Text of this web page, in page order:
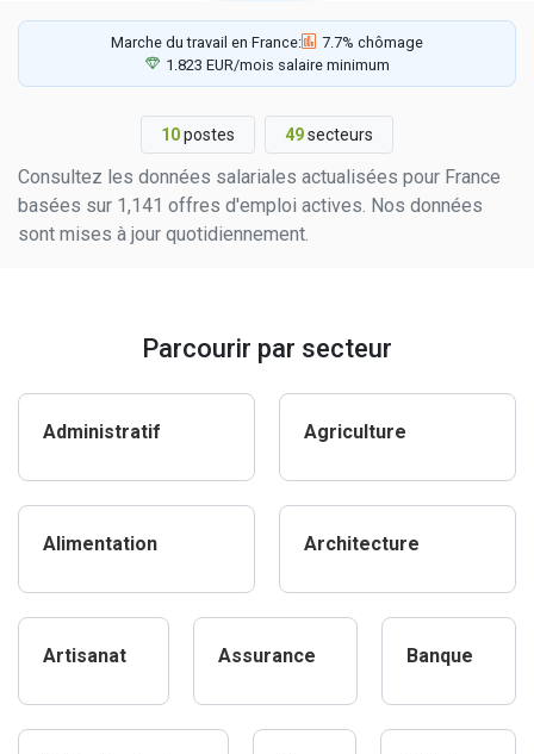
Marche du travail en France:
7.7% chômage
1.823 EUR/mois salaire minimum
10postes 49secteurs
Consultez les données salariales actualisées pour France
basées sur 1,141 offres d'emploi actives. Nos données
sont mises à jour quotidiennement.
Parcourir par secteur
Administratif Agriculture
Alimentation Architecture
Artisanat Assurance Banque